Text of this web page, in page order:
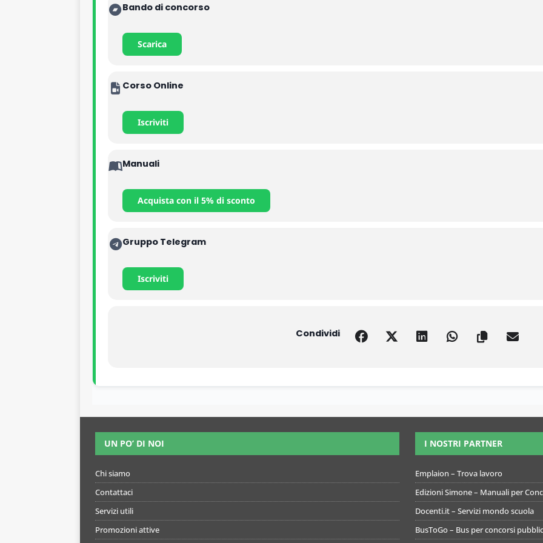
Bando di concorso
Scarica
Corso Online
Iscriviti
Manuali
Acquista con il 5% di sconto
Gruppo Telegram
Iscriviti
Condividi
UN PO’ DI NOI
Chi siamo
Contattaci
Servizi utili
Promozioni attive
I NOSTRI PARTNER
Emplaion – Trova lavoro
Edizioni Simone – Manuali per
Docenti.it – Servizi mondo scuola
BusToGo – Bus per concorsi